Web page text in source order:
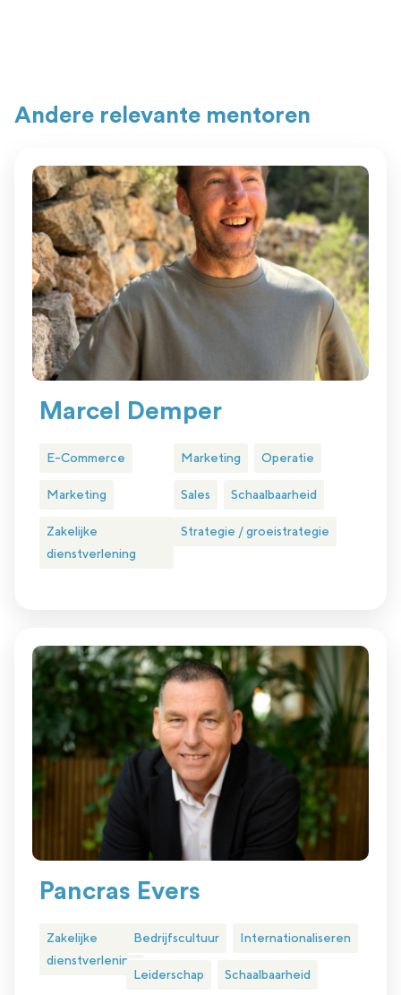
Andere relevante mentoren
Marcel Demper
E-Commerce
Marketing
Zakelijke
dienstverlening
Marketing Operatie
Sales Schaalbaarheid
Strategie / groeistrategie
Pancras Evers
Zakelijke
dienstverlening
Bedrijfscultuur Internationaliseren
Leiderschap Schaalbaarheid